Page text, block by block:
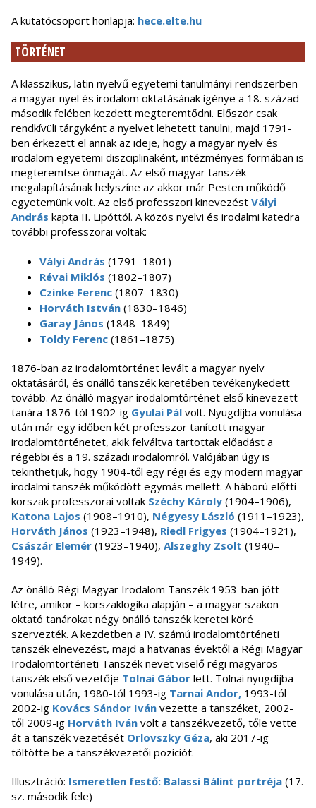
A kutatócsoport honlapja: hece.elte.hu
TÖRTÉNET
A klasszikus, latin nyelvű egyetemi tanulmányi rendszerben
a magyar nyel és irodalom oktatásának igénye a 18. század
második felében kezdett megteremtődni. Először csak
rendkívüli tárgyként a nyelvet lehetett tanulni, majd 1791-
ben érkezett el annak az ideje, hogy a magyar nyelv és
irodalom egyetemi diszciplinaként, intézményes formában is
megteremtse önmagát. Az első magyar tanszék
megalapításának helyszíne az akkor már Pesten működő
egyetemünk volt. Az első professzori kinevezést Vályi
András kapta II. Lipóttól. A közös nyelvi és irodalmi katedra
további professzorai voltak:
Vályi András (1791–1801)
Révai Miklós (1802–1807)
Czinke Ferenc (1807–1830)
Horváth István (1830–1846)
Garay János (1848–1849)
Toldy Ferenc (1861–1875)
1876-ban az irodalomtörténet levált a magyar nyelv
oktatásáról, és önálló tanszék keretében tevékenykedett
tovább. Az önálló magyar irodalomtörténet első kinevezett
tanára 1876-tól 1902-ig Gyulai Pál volt. Nyugdíjba vonulása
után már egy időben két professzor tanított magyar
irodalomtörténetet, akik felváltva tartottak előadást a
régebbi és a 19. századi irodalomról. Valójában úgy is
tekinthetjük, hogy 1904-től egy régi és egy modern magyar
irodalmi tanszék működött egymás mellett. A háború előtti
korszak professzorai voltak Széchy Károly (1904–1906),
Katona Lajos (1908–1910), Négyesy László (1911–1923),
Horváth János (1923–1948), Riedl Frigyes (1904–1921),
Császár Elemér (1923–1940), Alszeghy Zsolt (1940–
1949).
Az önálló Régi Magyar Irodalom Tanszék 1953-ban jött
létre, amikor – korszaklogika alapján – a magyar szakon
oktató tanárokat négy önálló tanszék keretei köré
szervezték. A kezdetben a IV. számú irodalomtörténeti
tanszék elnevezést, majd a hatvanas évektől a Régi Magyar
Irodalomtörténeti Tanszék nevet viselő régi magyaros
tanszék első vezetője Tolnai Gábor lett. Tolnai nyugdíjba
vonulása után, 1980-tól 1993-ig Tarnai Andor, 1993-tól
2002-ig Kovács Sándor Iván vezette a tanszéket, 2002-
től 2009-ig Horváth Iván volt a tanszékvezető, tőle vette
át a tanszék vezetését Orlovszky Géza, aki 2017-ig
töltötte be a tanszékvezetői pozíciót.
Illusztráció: Ismeretlen festő: Balassi Bálint portréja (17.
sz. második fele)